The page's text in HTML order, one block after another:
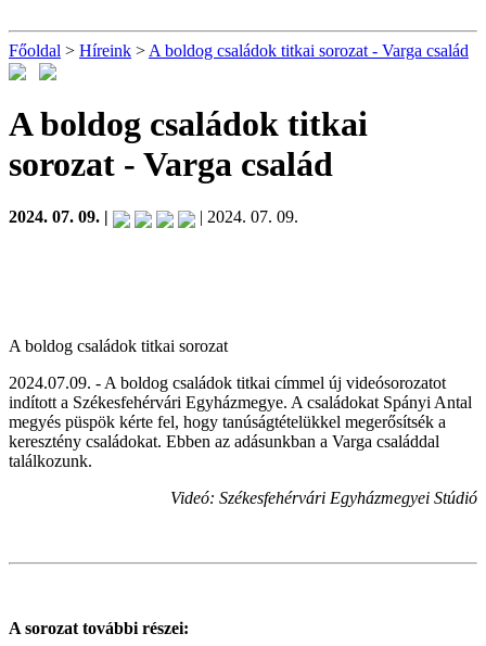
Főoldal > Híreink > A boldog családok titkai sorozat - Varga család
A boldog családok titkai
sorozat - Varga család
2024. 07. 09. | | 2024. 07. 09.
A boldog családok titkai sorozat
2024.07.09. - A boldog családok titkai címmel új videósorozatot
indított a Székesfehérvári Egyházmegye. A családokat Spányi Antal
megyés püspök kérte fel, hogy tanúságtételükkel megerősítsék a
keresztény családokat. Ebben az adásunkban a Varga családdal
találkozunk.
Videó: Székesfehérvári Egyházmegyei Stúdió
A sorozat további részei: